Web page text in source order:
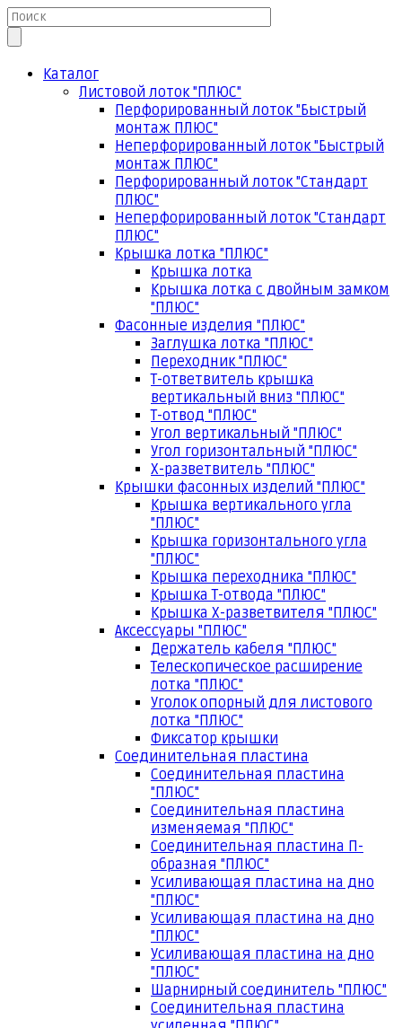
Каталог
Листовой лоток "ПЛЮС"
Перфорированный лоток "Быстрый
монтаж ПЛЮС"
Неперфорированный лоток "Быстрый
монтаж ПЛЮС"
Перфорированный лоток "Стандарт
ПЛЮС"
Неперфорированный лоток "Стандарт
ПЛЮС"
Крышка лотка "ПЛЮС"
Крышка лотка
Крышка лотка с двойным замком
"ПЛЮС"
Фасонные изделия "ПЛЮС"
Заглушка лотка "ПЛЮС"
Переходник "ПЛЮС"
Т-ответвитель крышка
вертикальный вниз "ПЛЮС"
Т-отвод "ПЛЮС"
Угол вертикальный "ПЛЮС"
Угол горизонтальный "ПЛЮС"
Х-разветвитель "ПЛЮС"
Крышки фасонных изделий "ПЛЮС"
Крышка вертикального угла
"ПЛЮС"
Крышка горизонтального угла
"ПЛЮС"
Крышка переходника "ПЛЮС"
Крышка Т-отвода "ПЛЮС"
Крышка Х-разветвителя "ПЛЮС"
Аксессуары "ПЛЮС"
Держатель кабеля "ПЛЮС"
Телескопическое расширение
лотка "ПЛЮС"
Уголок опорный для листового
лотка "ПЛЮС"
Фиксатор крышки
Соединительная пластина
Соединительная пластина
"ПЛЮС"
Соединительная пластина
изменяемая "ПЛЮС"
Соединительная пластина П-
образная "ПЛЮС"
Усиливающая пластина на дно
"ПЛЮС"
Усиливающая пластина на дно
"ПЛЮС"
Усиливающая пластина на дно
"ПЛЮС"
Шарнирный соединитель "ПЛЮС"
Соединительная пластина